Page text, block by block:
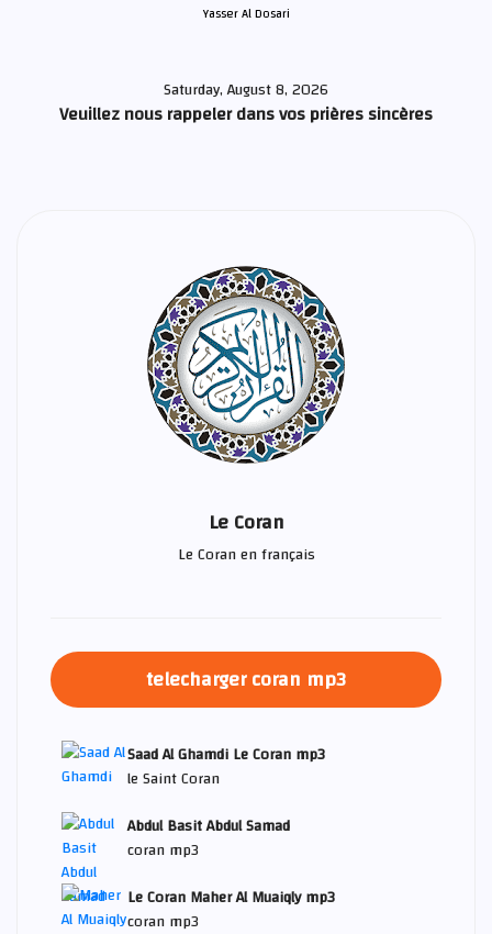
Yasser Al Dosari
Saturday, August 8, 2026
Veuillez nous rappeler dans vos prières sincères
Le Coran
Le Coran en français
telecharger coran mp3
Saad Al Ghamdi Le Coran mp3
le Saint Coran
Abdul Basit Abdul Samad
coran mp3
Le Coran Maher Al Muaiqly mp3
coran mp3